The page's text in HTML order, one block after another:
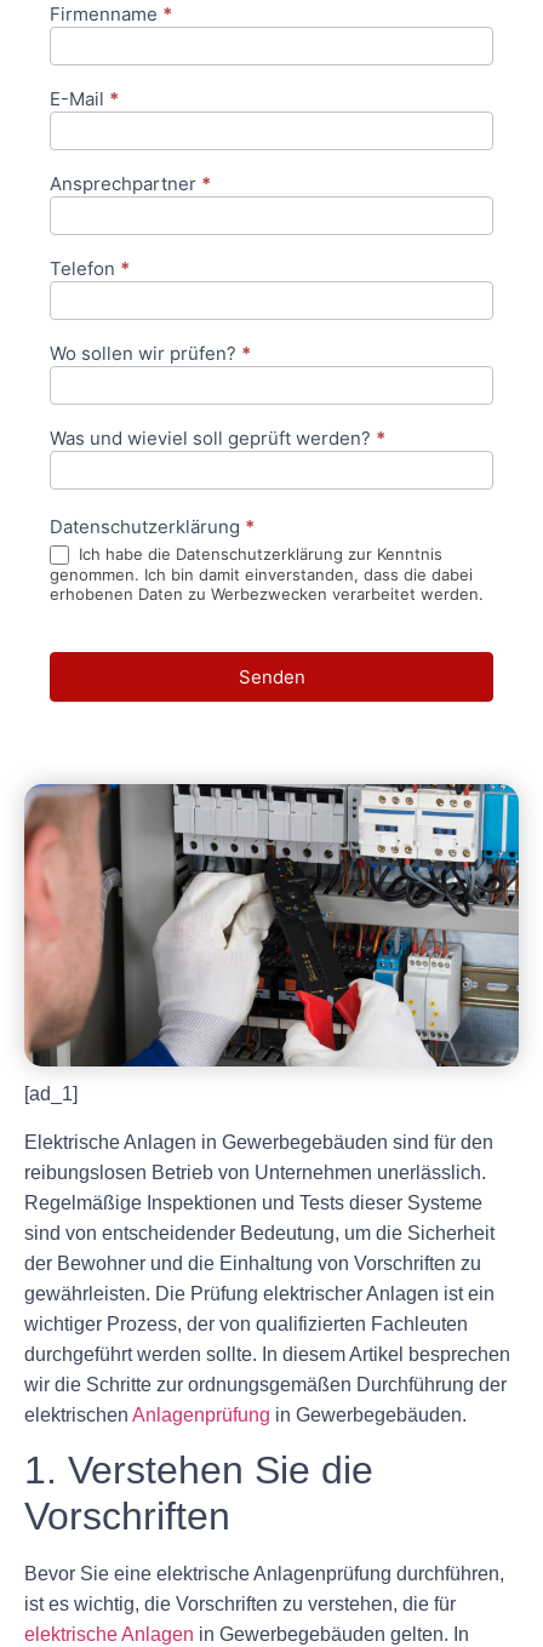
Anfrageformular
Firmenname *
E-Mail *
Ansprechpartner *
Telefon *
Wo sollen wir prüfen? *
Was und wieviel soll geprüft werden? *
Datenschutzerklärung *
Ich habe die Datenschutzerklärung zur Kenntnis
genommen. Ich bin damit einverstanden, dass die dabei
erhobenen Daten zu Werbezwecken verarbeitet werden.
Senden
[ad_1]
Elektrische Anlagen in Gewerbegebäuden sind für den
reibungslosen Betrieb von Unternehmen unerlässlich.
Regelmäßige Inspektionen und Tests dieser Systeme
sind von entscheidender Bedeutung, um die Sicherheit
der Bewohner und die Einhaltung von Vorschriften zu
gewährleisten. Die Prüfung elektrischer Anlagen ist ein
wichtiger Prozess, der von qualifizierten Fachleuten
durchgeführt werden sollte. In diesem Artikel besprechen
wir die Schritte zur ordnungsgemäßen Durchführung der
elektrischen Anlagenprüfung in Gewerbegebäuden.
1. Verstehen Sie die
Vorschriften
Bevor Sie eine elektrische Anlagenprüfung durchführen,
ist es wichtig, die Vorschriften zu verstehen, die für
elektrische Anlagen in Gewerbegebäuden gelten. In